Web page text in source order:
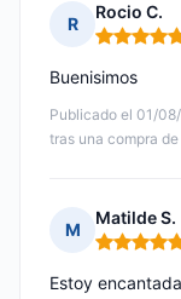
R
Rocio C.
Nota: 5 de
Publicado el 01/
tras una compra
Buenisimos
M
Matilde S.
Nota: 5 de
Estoy